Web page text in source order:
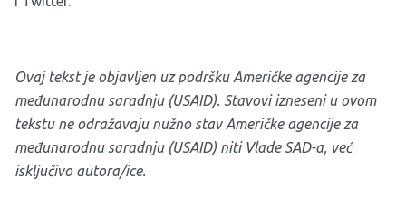
Ovaj tekst je objavljen uz podršku Američke agencije za
međunarodnu saradnju (USAID). Stavovi izneseni u ovom
tekstu ne odražavaju nužno stav Američke agencije za
međunarodnu saradnju (USAID) niti Vlade SAD-a, već
isključivo autora/ice.